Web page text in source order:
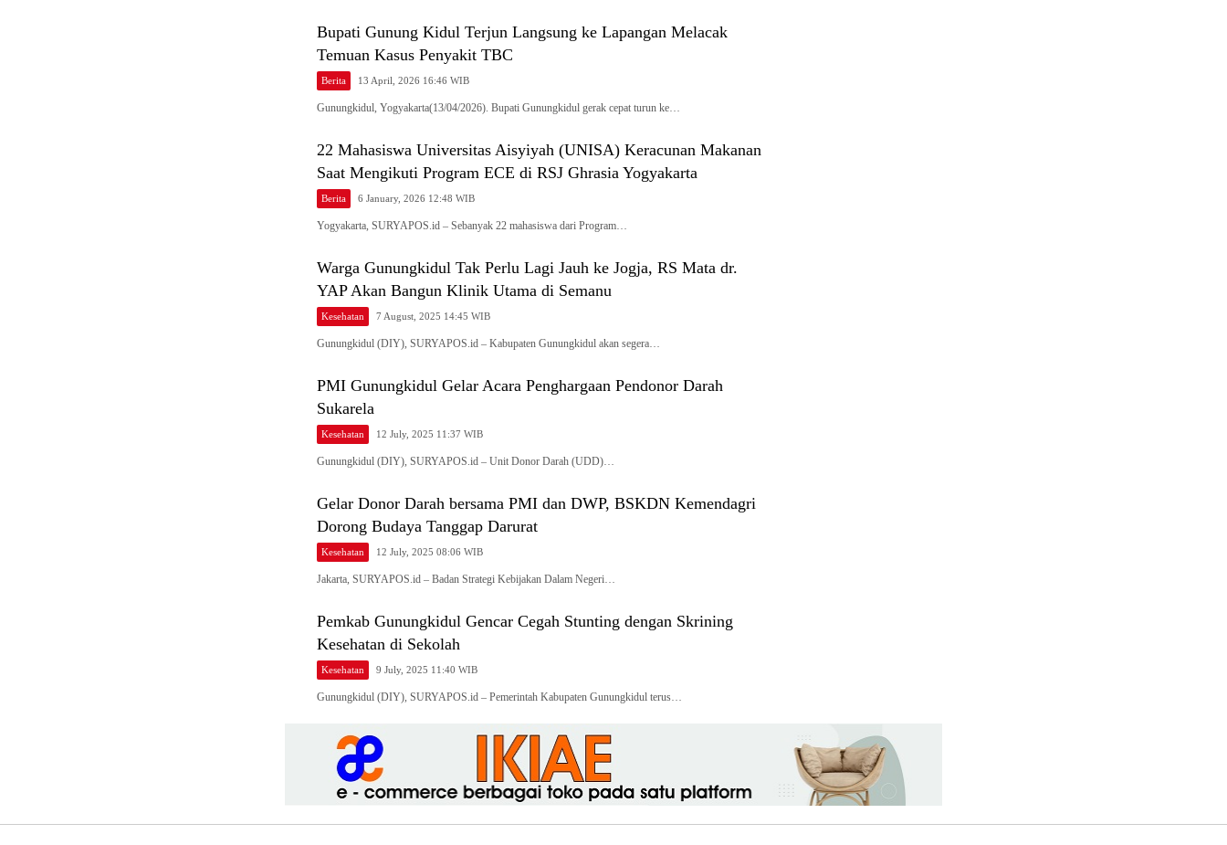
Bupati Gunung Kidul Terjun Langsung ke Lapangan Melacak
Temuan Kasus Penyakit TBC
Berita 13 April, 2026 16:46 WIB
Gunungkidul, Yogyakarta(13/04/2026). Bupati Gunungkidul gerak cepat turun ke…
22 Mahasiswa Universitas Aisyiyah (UNISA) Keracunan Makanan
Saat Mengikuti Program ECE di RSJ Ghrasia Yogyakarta
Berita 6 January, 2026 12:48 WIB
Yogyakarta, SURYAPOS.id – Sebanyak 22 mahasiswa dari Program…
Warga Gunungkidul Tak Perlu Lagi Jauh ke Jogja, RS Mata dr.
YAP Akan Bangun Klinik Utama di Semanu
Kesehatan 7 August, 2025 14:45 WIB
Gunungkidul (DIY), SURYAPOS.id – Kabupaten Gunungkidul akan segera…
PMI Gunungkidul Gelar Acara Penghargaan Pendonor Darah
Sukarela
Kesehatan 12 July, 2025 11:37 WIB
Gunungkidul (DIY), SURYAPOS.id – Unit Donor Darah (UDD)…
Gelar Donor Darah bersama PMI dan DWP, BSKDN Kemendagri
Dorong Budaya Tanggap Darurat
Kesehatan 12 July, 2025 08:06 WIB
Jakarta, SURYAPOS.id – Badan Strategi Kebijakan Dalam Negeri…
Pemkab Gunungkidul Gencar Cegah Stunting dengan Skrining
Kesehatan di Sekolah
Kesehatan 9 July, 2025 11:40 WIB
Gunungkidul (DIY), SURYAPOS.id – Pemerintah Kabupaten Gunungkidul terus…